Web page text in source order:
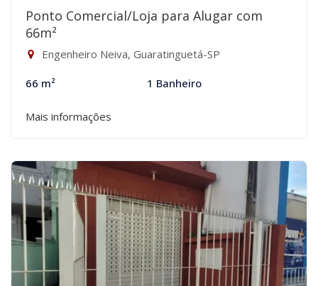
Ponto Comercial/Loja para Alugar com
66m²
Engenheiro Neiva, Guaratinguetá-SP
66 m² 1 Banheiro
Mais informações